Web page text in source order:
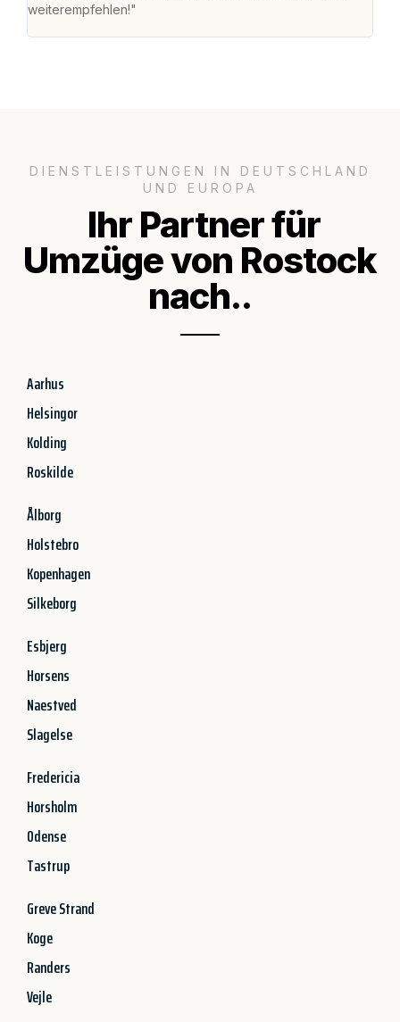
weiterempfehlen!"
DIENSTLEISTUNGEN IN DEUTSCHLAND
UND EUROPA
Ihr Partner für
Umzüge von Rostock
nach..
Aarhus
Helsingor
Kolding
Roskilde
Ålborg
Holstebro
Kopenhagen
Silkeborg
Esbjerg
Horsens
Naestved
Slagelse
Fredericia
Horsholm
Odense
Tastrup
Greve Strand
Koge
Randers
Vejle